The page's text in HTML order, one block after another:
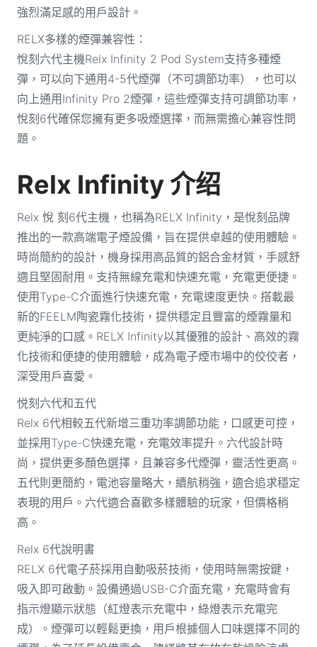
強烈滿足感的用戶設計。
RELX多樣的煙彈兼容性：
悅刻六代主機Relx Infinity 2 Pod System支持多種煙
彈，可以向下通用4-5代煙彈（不可調節功率），也可以
向上通用Infinity Pro 2煙彈，這些煙彈支持可調節功率，
悅刻6代確保您擁有更多吸煙選擇，而無需擔心兼容性問
題。
Relx Infinity 介绍
Relx 悅 刻6代主機，也稱為RELX Infinity，是悅刻品牌
推出的一款高端電子煙設備，旨在提供卓越的使用體驗。
時尚簡約的設計，機身採用高品質的鋁合金材質，手感舒
適且堅固耐用。支持無線充電和快速充電，充電更便捷。
使用Type-C介面進行快速充電，充電速度更快。搭載最
新的FEELM陶瓷霧化技術，提供穩定且豐富的煙霧量和
更純淨的口感。RELX Infinity以其優雅的設計、高效的霧
化技術和便捷的使用體驗，成為電子煙市場中的佼佼者，
深受用戶喜愛。
悦刻六代和五代
Relx 6代相較五代新增三重功率調節功能，口感更可控，
並採用Type-C快速充電，充電效率提升。六代設計時
尚，提供更多顏色選擇，且兼容多代煙彈，靈活性更高。
五代則更簡約，電池容量略大，續航稍強，適合追求穩定
表現的用戶。六代適合喜歡多樣體驗的玩家，但價格稍
高。
Relx 6代說明書
RELX 6代電子菸採用自動吸菸技術，使用時無需按鍵，
吸入即可啟動。設備通過USB-C介面充電，充電時會有
指示燈顯示狀態（紅燈表示充電中，綠燈表示充電完
成）。煙彈可以輕鬆更換，用戶根據個人口味選擇不同的